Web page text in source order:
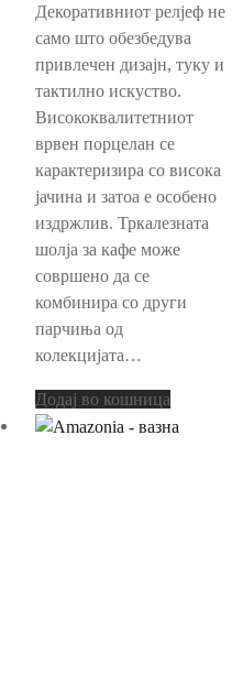
Декоративниот релјеф не
само што обезбедува
привлечен дизајн, туку и
тактилно искуство.
Висококвалитетниот
врвен порцелан се
карактеризира со висока
јачина и затоа е особено
издржлив. Тркалезната
шолја за кафе може
совршено да се
комбинира со други
парчиња од
колекцијата…
Додај во кошница